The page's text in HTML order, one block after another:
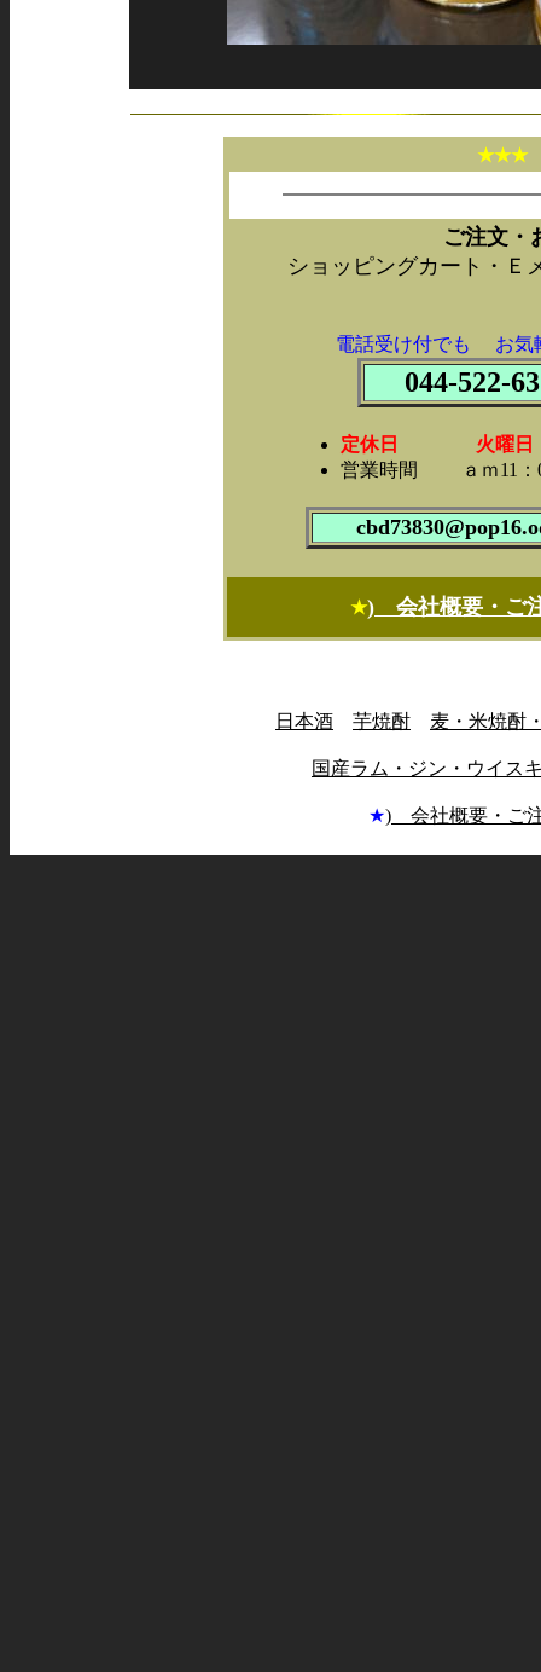
ご注文・
ショッピングカート・Ｅ
電話受け付でも お気
044-522-
定休日 火曜日・
営業時間 ａｍ11：
★) 会社概要・ご
日本酒 芋焼酎 麦・米焼酎
国産ラム・ジン・ウイス
★) 会社概要・ご